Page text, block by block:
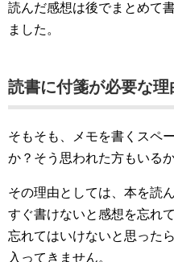
読んだ感想は後でまとめて
ました。
読書に付箋が必要な理
そもそも、メモを書くスペ
か？そう思われた方もいる
その理由としては、本を読
すぐ書けないと感想を忘れ
忘れてはいけないと思った
入ってきません。